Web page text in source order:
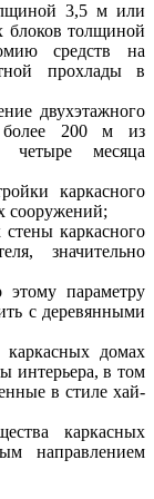
3,5 м или
блоков толщиной
средств на
прохлады в
двухэтажного
более 200 м из
четыре месяца
каркасного
сооружений;
каркасного
значительно
параметру
с деревянными
домах
интерьера, в том
в стиле хай-
каркасных
направлением